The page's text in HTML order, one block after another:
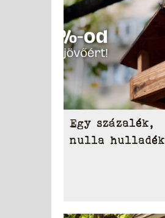
Egy százalék,
nulla hulladék